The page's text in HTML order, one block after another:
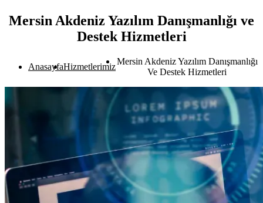
Mersin Akdeniz Yazılım Danışmanlığı ve
Destek Hizmetleri
AnasayfaHizmetlerimiz
Mersin Akdeniz Yazılım Danışmanlığı
Ve Destek Hizmetleri